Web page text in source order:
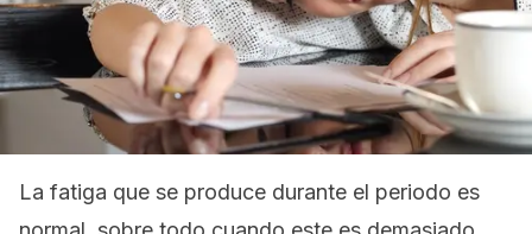
La fatiga que se produce durante el periodo es